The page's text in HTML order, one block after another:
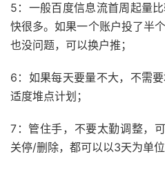
5：一般百度信息流首周起量
快很多。如果一个账户投了半
也没问题，可以换户推；
6：如果每天要量不大，不需
适度堆点计划；
7：管住手，不要太勤调整，
关停/删除，都可以以3天为单位